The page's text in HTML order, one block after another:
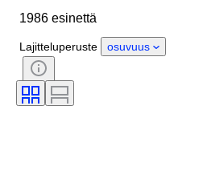
Materiaali
Väri
Mukana asusteet
Malli
1986 esinettä
Lajitteluperuste osuvuus